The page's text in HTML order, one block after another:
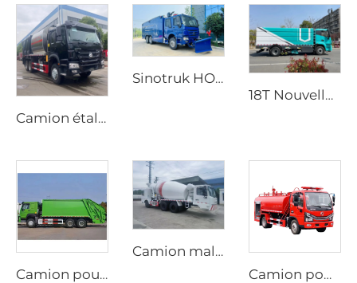
Camion étaleur de gravier synchronisé HOWO neuf, transmission manuelle, moteur diesel, prix du fabricant
Sinotruk HOWO 6X4 Nouveau Bon Marché Véhicule de Lutte contre les Incendies à Mousse Haute Pression Haute Qualité
18T Nouvelle Énergie Haute Performance Balayeuse Électrique Durable Camion Balayeuse Électrique pour Lavage et Balayage
Camion poubelle compacteur HOWO 6*4 20cbm avec système hydraulique PLC, chargement arrière, véhicule de gestion des déchets
Camion malaxeur de ciment mobile au diesel personnalisé, conduite bidirectionnelle, options manuelle ou automatique dédiées à la production de tunnels
Camion pompe Dongfeng 4x2 Dorica diesel neuf, aérien pompeur, réservoir d'eau de 4000L, machine d'arrosage, système d'incendie